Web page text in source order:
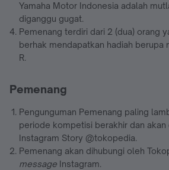
Yamaha Motor Indonesia adalah
diganggu gugat.
Pemenang terdiri dari 2 (dua) orang
berhak mendapatkan hadiah berupa
R.
Pemenang
Pengunguman Pemenang paling
periode kompetisi berakhir dan akan
Instagram Story @tokopedia.
Pemenang akan dihubungi oleh
message Instagram.